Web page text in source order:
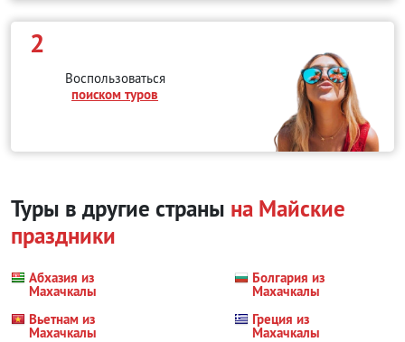
2
Воспользоваться
поиском туров
Туры в другие страны на Майские
праздники
Абхазия из
Махачкалы
Болгария из
Махачкалы
Вьетнам из
Махачкалы
Греция из
Махачкалы